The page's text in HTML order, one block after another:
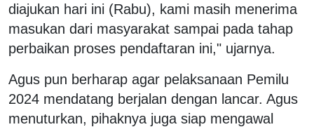
diajukan hari ini (Rabu), kami masih menerima
masukan dari masyarakat sampai pada tahap
perbaikan proses pendaftaran ini," ujarnya.
Agus pun berharap agar pelaksanaan Pemilu
2024 mendatang berjalan dengan lancar. Agus
menuturkan, pihaknya juga siap mengawal